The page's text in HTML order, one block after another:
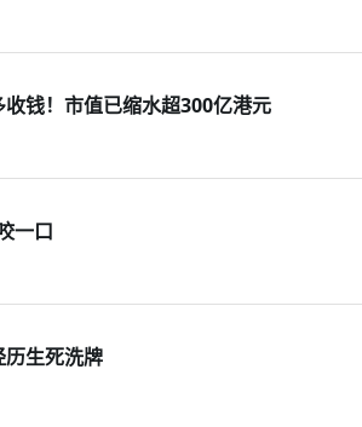
钱！市值已缩水超300亿港元
一口
生死洗牌